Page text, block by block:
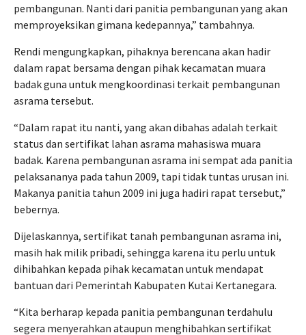
pembangunan. Nanti dari panitia pembangunan yang akan
memproyeksikan gimana kedepannya,” tambahnya.
Rendi mengungkapkan, pihaknya berencana akan hadir
dalam rapat bersama dengan pihak kecamatan muara
badak guna untuk mengkoordinasi terkait pembangunan
asrama tersebut.
“Dalam rapat itu nanti, yang akan dibahas adalah terkait
status dan sertifikat lahan asrama mahasiswa muara
badak. Karena pembangunan asrama ini sempat ada panitia
pelaksananya pada tahun 2009, tapi tidak tuntas urusan ini.
Makanya panitia tahun 2009 ini juga hadiri rapat tersebut,”
bebernya.
Dijelaskannya, sertifikat tanah pembangunan asrama ini,
masih hak milik pribadi, sehingga karena itu perlu untuk
dihibahkan kepada pihak kecamatan untuk mendapat
bantuan dari Pemerintah Kabupaten Kutai Kertanegara.
“Kita berharap kepada panitia pembangunan terdahulu
segera menyerahkan ataupun menghibahkan sertifikat